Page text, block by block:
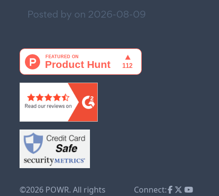
Posted by on 2026-08-09
©2026 POWR. All rights
Connect: